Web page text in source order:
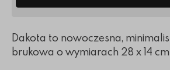
Dakota to nowoczesna,
brukowa o wymiarach 28 x 14